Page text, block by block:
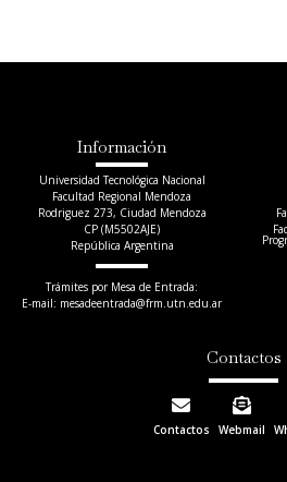
Información
Universidad Tecnológica Nacional
Facultad Regional Mendoza
Rodriguez 273, Ciudad Mendoza
CP (M5502AJE)
República Argentina
Trámites por Mesa de Entrada:
E-mail: mesadeentrada@frm.utn.edu.ar​
Contactos
Contactos Webmail